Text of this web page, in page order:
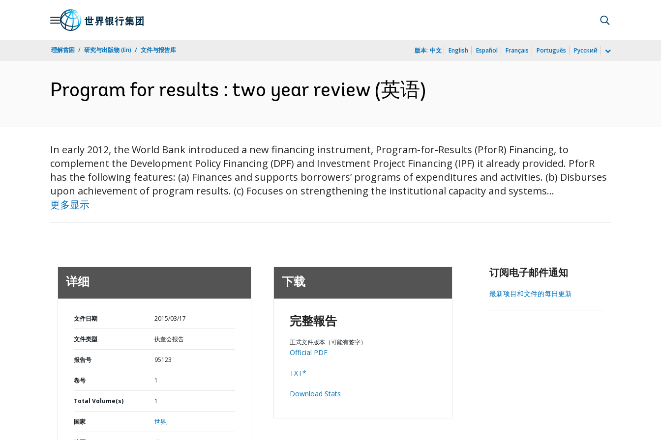
理解贫困 研究与出版物 (En) 文件与报告库 版本: 中文 English Español Français Português Русский
Program for results : two year review (英语)
In early 2012, the World Bank introduced a new financing instrument, Program-for-Results (PforR) Financing, to
complement the Development Policy Financing (DPF) and Investment Project Financing (IPF) it already provided. PforR
has the following features: (a) Finances and supports borrowers’ programs of expenditures and activities. (b) Disburses
upon achievement of program results. (c) Focuses on strengthening the institutional capacity and systems...
更多显示
详细
文件日期 2015/03/17
文件类型 执董会报告
报告号 95123
卷号 1
Total Volume(s) 1
国家 世界,
下载
完整報告
正式文件版本（可能有签字）
Official PDF
TXT*
Download Stats
订阅电子邮件通知
最新项目和文件的每日更新